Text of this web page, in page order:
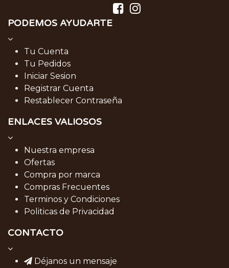
PODEMOS AYUDARTE
Tu Cuenta
Tu Pedidos
Iniciar Sesion
Registrar Cuenta
Restablecer Contraseña
ENLACES VALIOSOS
Nuestra empresa
Ofertas
Compra por marca
Compras Frecuentes
Terminos y Condiciones
Politicas de Privacidad
CONTACTO
Déjanos un mensaje